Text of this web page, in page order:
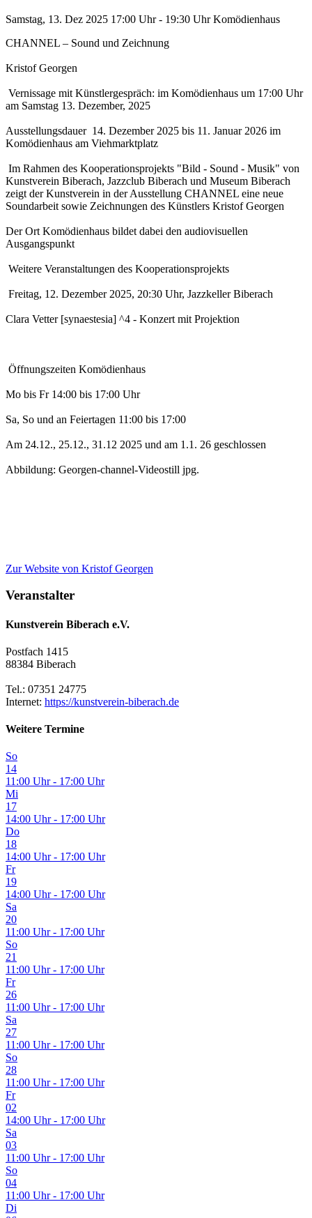
Samstag, 13. Dez 2025 17:00 Uhr - 19:30 Uhr Komödienhaus
CHANNEL – Sound und Zeichnung
Kristof Georgen
Vernissage mit Künstlergespräch: im Komödienhaus um 17:00 Uhr
am Samstag 13. Dezember, 2025
Ausstellungsdauer 14. Dezember 2025 bis 11. Januar 2026 im
Komödienhaus am Viehmarktplatz
Im Rahmen des Kooperationsprojekts "Bild - Sound - Musik" von
Kunstverein Biberach, Jazzclub Biberach und Museum Biberach
zeigt der Kunstverein in der Ausstellung CHANNEL eine neue
Soundarbeit sowie Zeichnungen des Künstlers Kristof Georgen
Der Ort Komödienhaus bildet dabei den audiovisuellen
Ausgangspunkt
Weitere Veranstaltungen des Kooperationsprojekts
Freitag, 12. Dezember 2025, 20:30 Uhr, Jazzkeller Biberach
Clara Vetter [synaestesia] ^4 - Konzert mit Projektion
Öffnungszeiten Komödienhaus
Mo bis Fr 14:00 bis 17:00 Uhr
Sa, So und an Feiertagen 11:00 bis 17:00
Am 24.12., 25.12., 31.12 2025 und am 1.1. 26 geschlossen
Abbildung: Georgen-channel-Videostill jpg.
Zur Website von Kristof Georgen
Veranstalter
Kunstverein Biberach e.V.
Postfach 1415
88384 Biberach
Tel.: 07351 24775
Internet: https://kunstverein-biberach.de
Weitere Termine
So
14
11:00 Uhr - 17:00 Uhr
Mi
17
14:00 Uhr - 17:00 Uhr
Do
18
14:00 Uhr - 17:00 Uhr
Fr
19
14:00 Uhr - 17:00 Uhr
Sa
20
11:00 Uhr - 17:00 Uhr
So
21
11:00 Uhr - 17:00 Uhr
Fr
26
11:00 Uhr - 17:00 Uhr
Sa
27
11:00 Uhr - 17:00 Uhr
So
28
11:00 Uhr - 17:00 Uhr
Fr
02
14:00 Uhr - 17:00 Uhr
Sa
03
11:00 Uhr - 17:00 Uhr
So
04
11:00 Uhr - 17:00 Uhr
Di